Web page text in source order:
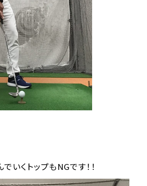
いくトップもNGです！！